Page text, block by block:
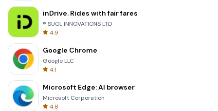
inDrive. Rides with fair fares
® SUOL INNOVATIONS LTD
4.9
Google Chrome
Google LLC
4.1
Microsoft Edge: AI browser
Microsoft Corporation
4.8